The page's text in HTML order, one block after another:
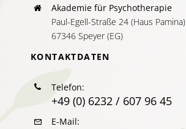
Akademie für Psychotherapie
Paul-Egell-Straße 24 (Haus Pamina)
67346 Speyer (EG)
KONTAKTDATEN
Telefon:
+49 (0) 6232 / 607 96 45
E-Mail: